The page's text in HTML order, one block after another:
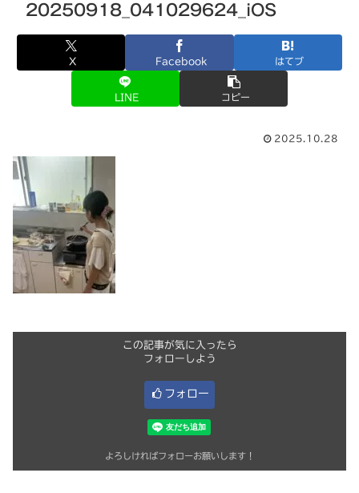
20250918_041029624_iOS
X Facebook はてブ
LINE コピー
2025.10.28
この記事が気に入ったら
フォローしよう
フォロー
よろしければフォローお願いします！